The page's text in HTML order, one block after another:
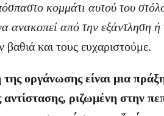
κομμάτι αυτού του
ανακοπεί από την εξάντληση ή
βαθιά και τους ευχαριστούμε.
οργάνωσης είναι μια
αντίστασης, ριζωμένη στην